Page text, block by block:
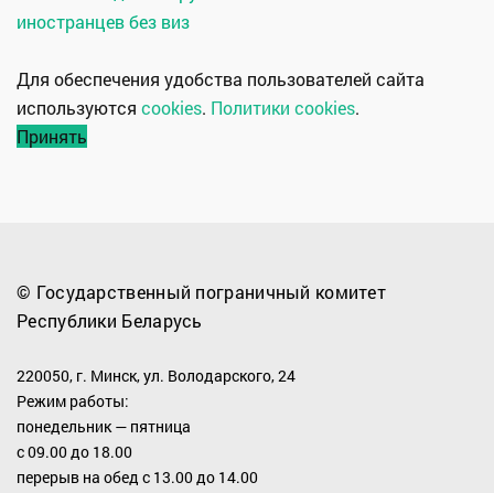
иностранцев без виз
Для обеспечения удобства пользователей сайта
используются cookies. Политики cookies.
Принять
© Государственный пограничный комитет
Республики Беларусь
220050, г. Минск, ул. Володарского, 24
Режим работы:
понедельник — пятница
с 09.00 до 18.00
перерыв на обед с 13.00 до 14.00